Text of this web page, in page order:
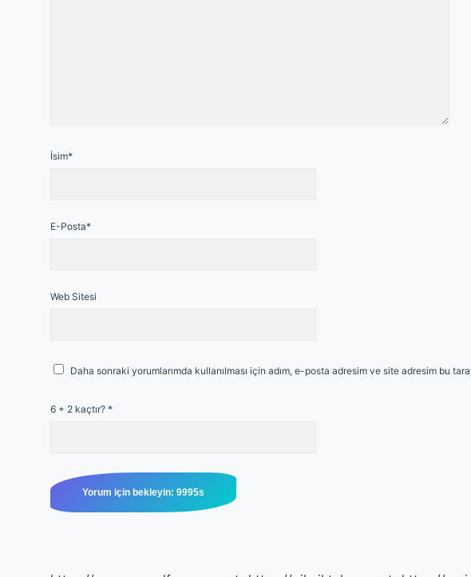
İsim*
E-Posta*
Web Sitesi
Daha sonraki yorumlarımda kullanılması için adım, e-posta adresim ve site adresim bu
6 + 2 kaçtır? *